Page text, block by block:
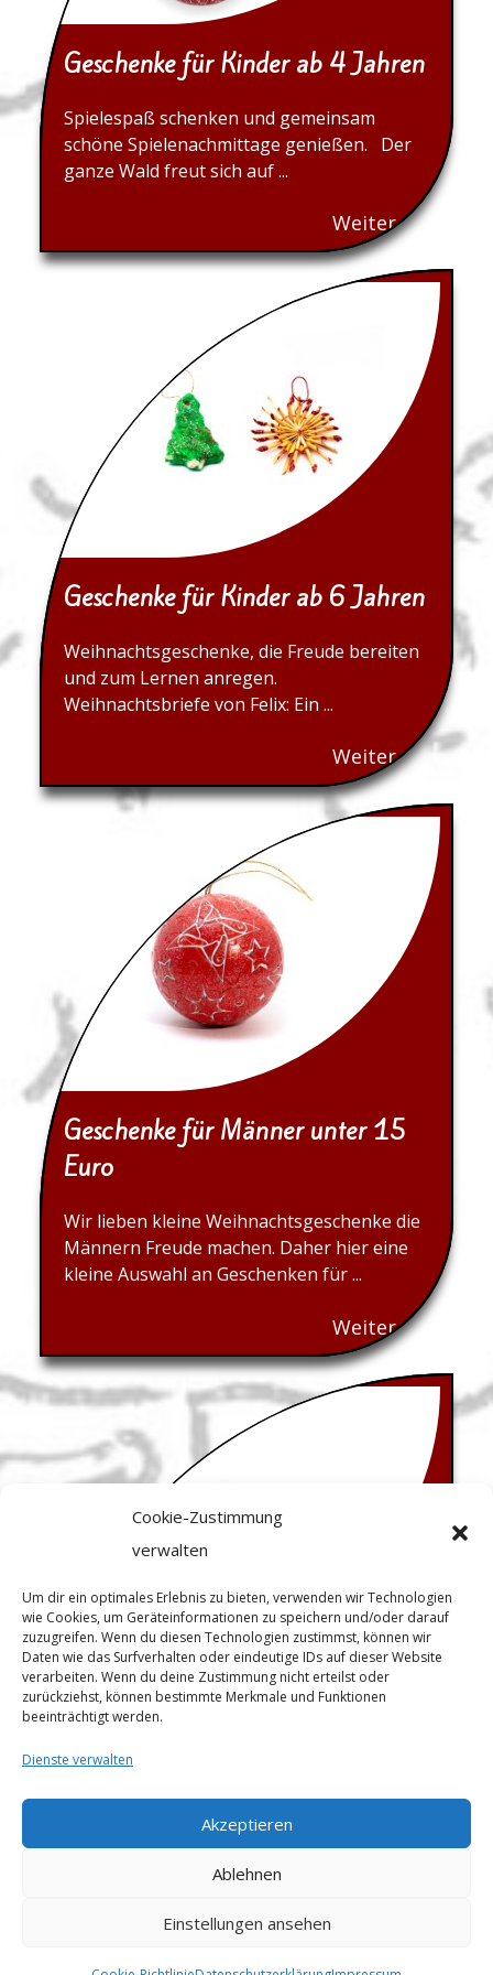
Cookie-Zustimmung
verwalten
Um dir ein optimales Erlebnis zu bieten, verwenden wir Technologien
wie Cookies, um Geräteinformationen zu speichern und/oder darauf
zuzugreifen. Wenn du diesen Technologien zustimmst, können wir
Daten wie das Surfverhalten oder eindeutige IDs auf dieser Website
verarbeiten. Wenn du deine Zustimmung nicht erteilst oder
zurückziehst, können bestimmte Merkmale und Funktionen
beeinträchtigt werden.
Dienste verwalten
Akzeptieren
Ablehnen
Einstellungen ansehen
Geschenke für Kinder ab 4 Jahren
Spielespaß schenken und gemeinsam
schöne Spielenachmittage genießen. Der
ganze Wald freut sich auf ...
Weiter...
Geschenke für Kinder ab 6 Jahren
Weihnachtsgeschenke, die Freude bereiten
und zum Lernen anregen.
Weihnachtsbriefe von Felix: Ein ...
Weiter...
Geschenke für Männer unter 15
Euro
Wir lieben kleine Weihnachtsgeschenke die
Männern Freude machen. Daher hier eine
kleine Auswahl an Geschenken für ...
Weiter...
Verschenk doch Bücher –
alle etwas dabei. Eingeteilt nach Alter. Ab
10 Jahren: In ...